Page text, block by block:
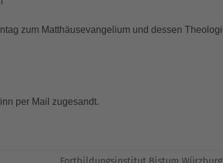
zum Matthäusevangelium und dessen
per Mail zugesandt.